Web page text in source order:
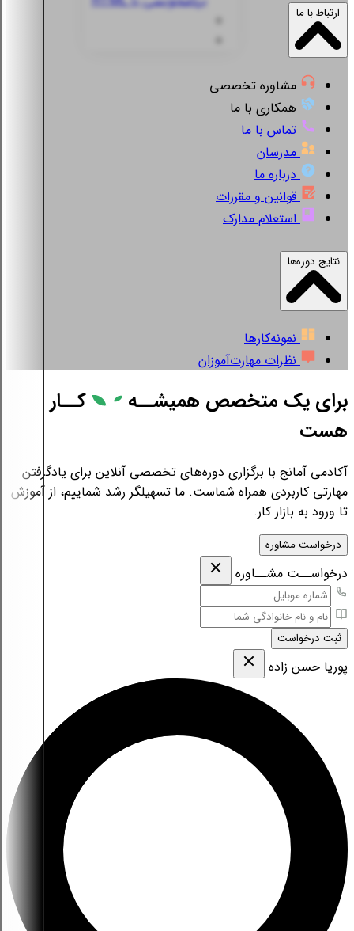
ارتباط با ما
مشاوره تخصصی
همکاری با ما
تماس با ما
مدرسان
درباره ما
قوانین و مقررات
استعلام مدارک
نتایج دوره‌ها
نمونه‌کارها
نظرات مهارت‌آموزان
برای یک متخصص همیشــه
کــار
هست
آکادمی آمانج با برگزاری دوره‌های تخصصی آنلاین برای یادگرفتن
مهارتی کاربردی همراه شماست. ما تسهیلگر رشد شماییم، از آموزش
تا ورود به بازار کار.
درخواست مشاوره
درخواســت مشــاوره
ثبت درخواست
پوریا حسن زاده